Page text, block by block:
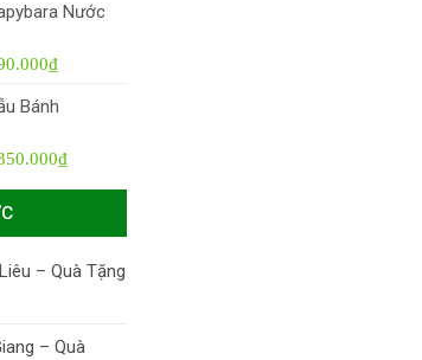
Nước
₫
Bánh
₫
– Quà Tặng
– Quà